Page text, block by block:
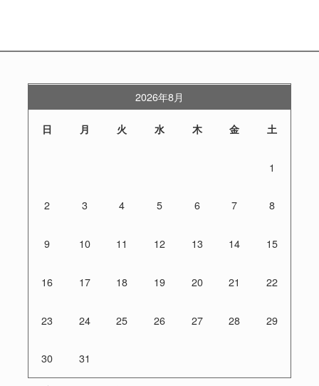
2026年8月
日 月 火 水 木 金 土
1
2 3 4 5 6 7 8
9 10 11 12 13 14 15
16 17 18 19 20 21 22
23 24 25 26 27 28 29
30 31